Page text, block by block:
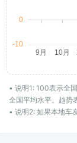
• 说明1: 100表示全
全国平均水平。趋势
• 说明2: 如果本地车